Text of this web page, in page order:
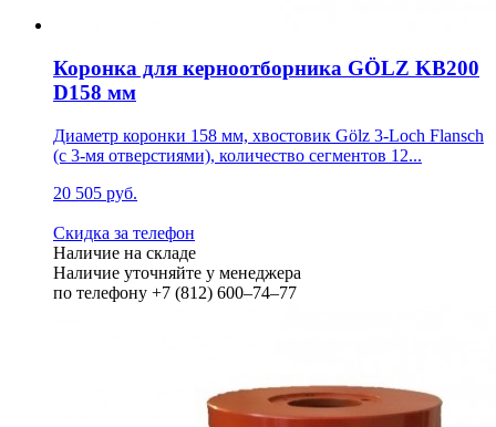
Коронка для керноотборника GÖLZ KB200
D158 мм
Диаметр коронки 158 мм, хвостовик Gölz 3-Loch Flansch
(с 3-мя отверстиями), количество сегментов 12...
20 505 руб.
Скидка за телефон
Наличие на складе
Наличие уточняйте у менеджера
по телефону +7 (812) 600–74–77